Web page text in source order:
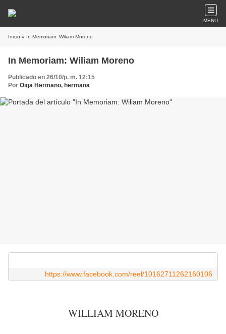
MENU
Inicio » In Memoriam: Wiliam Moreno
In Memoriam: Wiliam Moreno
Publicado en 26/10/p. m. 12:15
Por Oiga Hermano, hermana
https://www.facebook.com/reel/10162711262160106
WILLIAM MORENO